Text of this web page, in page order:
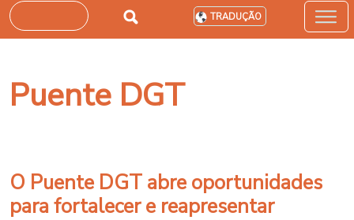
Pesquisar TRADUÇÃO
Puente DGT
O Puente DGT abre oportunidades
para fortalecer e reapresentar